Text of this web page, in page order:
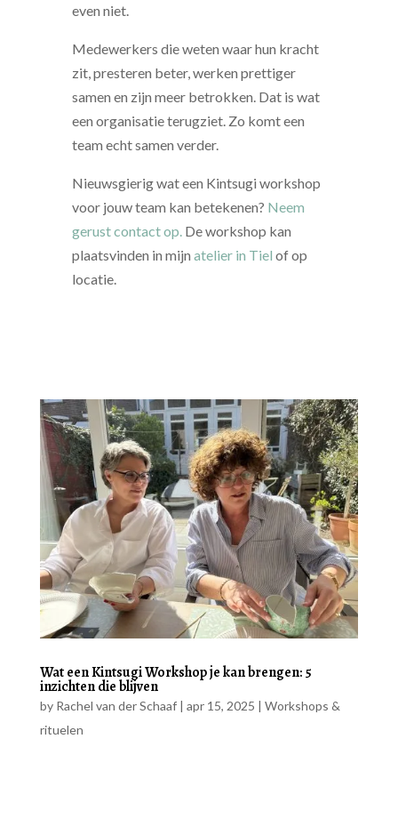
even niet.
Medewerkers die weten waar hun kracht
zit, presteren beter, werken prettiger
samen en zijn meer betrokken. Dat is wat
een organisatie terugziet. Zo komt een
team echt samen verder.
Nieuwsgierig wat een Kintsugi workshop
voor jouw team kan betekenen? Neem
gerust contact op.De workshop kan
plaatsvinden in mijn atelier in Tiel of op
locatie.
Wat een Kintsugi Workshop je kan brengen: 5
inzichten die blijven
by Rachel van der Schaaf| apr 15, 2025 | Workshops &
rituelen